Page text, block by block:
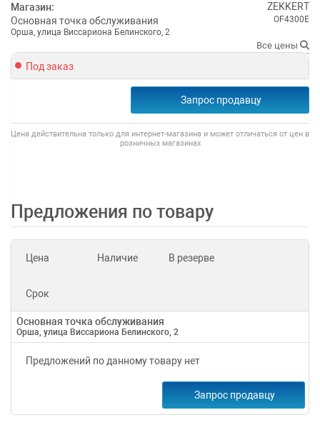
Магазин:
Основная точка обслуживания
Орша, улица Виссариона Белинского, 2
ZEKKERT
OF4300E
Все цены
Под заказ
Запрос продавцу
Цена действительна только для интернет-магазина и может отличаться от цен в
розничных магазинах
Предложения по товару
Цена Наличие В резерве
Срок
Основная точка обслуживания
Орша, улица Виссариона Белинского, 2
Предложений по данному товару нет
Запрос продавцу